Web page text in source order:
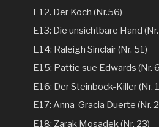
E12. Der Koch (Nr.56)
E13: Die unsichtbare Hand
E14: Raleigh Sinclair (Nr. 51)
E15: Pattie sue Edwards (Nr.
E16: Der Steinbock-Killer (Nr.
E17: Anna-Gracia Duerte (Nr.
E18: Zarak Mosadek (Nr. 23)